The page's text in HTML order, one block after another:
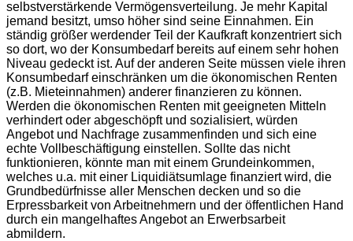
selbstverstärkende Vermögensverteilung. Je mehr Kapital
jemand besitzt, umso höher sind seine Einnahmen. Ein
ständig größer werdender Teil der Kaufkraft konzentriert sich
so dort, wo der Konsumbedarf bereits auf einem sehr hohen
Niveau gedeckt ist. Auf der anderen Seite müssen viele ihren
Konsumbedarf einschränken um die ökonomischen Renten
(z.B. Mieteinnahmen) anderer finanzieren zu können.
Werden die ökonomischen Renten mit geeigneten Mitteln
verhindert oder abgeschöpft und sozialisiert, würden
Angebot und Nachfrage zusammenfinden und sich eine
echte Vollbeschäftigung einstellen. Sollte das nicht
funktionieren, könnte man mit einem Grundeinkommen,
welches u.a. mit einer Liquidiätsumlage finanziert wird, die
Grundbedürfnisse aller Menschen decken und so die
Erpressbarkeit von Arbeitnehmern und der öffentlichen Hand
durch ein mangelhaftes Angebot an Erwerbsarbeit
abmildern.